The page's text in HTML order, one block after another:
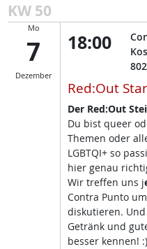
KW 50
Mo
7
Dezember
18:00
Red:Out
Der Red:Out
Du bist queer
Themen oder
LGBTQI+ so
hier genau
Wir treffen uns j
Contra Punto
diskutieren.
Getränk und
besser kennen! :)